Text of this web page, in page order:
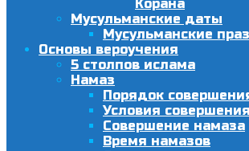
Корана
Мусульманские даты
Мусульманские
Основы вероучения
5 столпов ислама
Намаз
Порядок
Условия
Совершение намаза
Время намазов